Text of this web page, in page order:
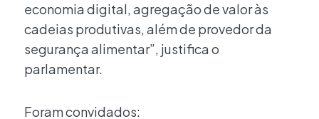
economia digital, agregação de valor às
cadeias produtivas, além de provedor da
segurança alimentar”, justifica o
parlamentar.
Foram convidados: